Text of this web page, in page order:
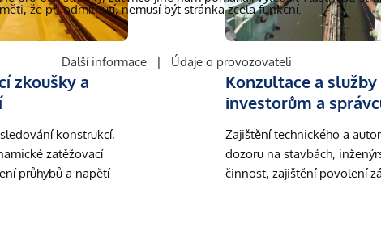
zkoušky a
konstrukcí,
zatěžovací
průhybů a napětí
Konzultace a služby
investorům a
Zajištění technického a
dozoru na stavbách,
činnost, zajištění povolení
že při odmítnutí, nemusí být stránka zcela funkční.
Další informace
| Údaje o provozovateli